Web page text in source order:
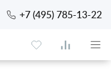
+7 (495) 785-13-22